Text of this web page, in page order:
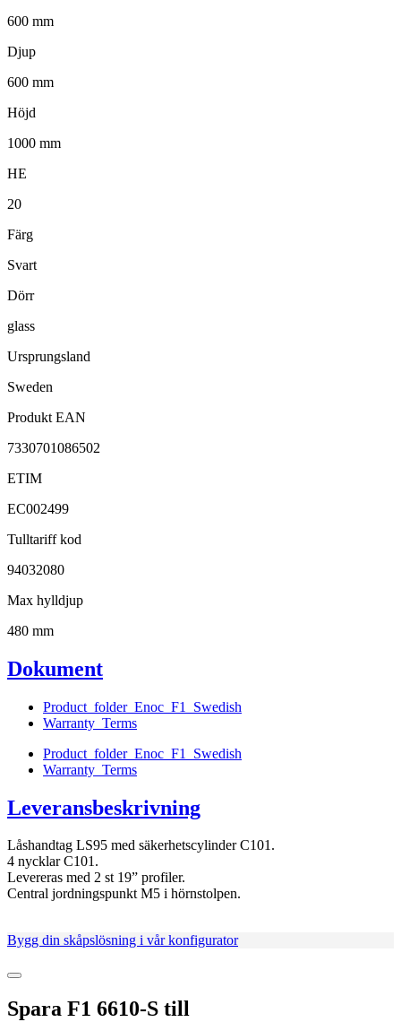
600 mm
Djup
600 mm
Höjd
1000 mm
HE
20
Färg
Svart
Dörr
glass
Ursprungsland
Sweden
Produkt EAN
7330701086502
ETIM
EC002499
Tulltariff kod
94032080
Max hylldjup
480 mm
Dokument
Product_folder_Enoc_F1_Swedish
Warranty_Terms
Product_folder_Enoc_F1_Swedish
Warranty_Terms
Leveransbeskrivning
Låshandtag LS95 med säkerhetscylinder C101.
4 nycklar C101.
Levereras med 2 st 19” profiler.
Central jordningspunkt M5 i hörnstolpen.
Bygg din skåpslösning i vår konfigurator
Spara F1 6610-S till